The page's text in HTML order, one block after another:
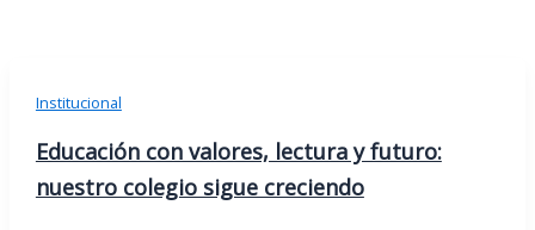
Institucional
Educación con valores, lectura y futuro:
nuestro colegio sigue creciendo